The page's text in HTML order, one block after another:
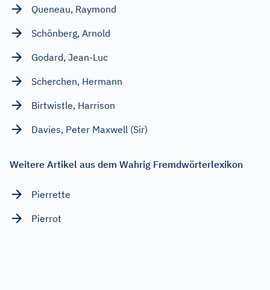
Queneau, Raymond
Schönberg, Arnold
Godard, Jean-Luc
Scherchen, Hermann
Birtwistle, Harrison
Davies, Peter Maxwell (Sir)
Weitere Artikel aus dem Wahrig Fremdwörterlexikon
Pierrette
Pierrot